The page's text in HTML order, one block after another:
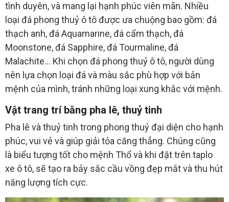
tình duyên, và mang lại hạnh phúc viên mãn. Nhiều
loại đá phong thuỷ ô tô được ưa chuộng bao gồm: đá
thạch anh, đá Aquamarine, đá cẩm thạch, đá
Moonstone, đá Sapphire, đá Tourmaline, đá
Malachite… Khi chọn đá phong thuỷ ô tô, người dùng
nên lựa chọn loại đá và màu sắc phù hợp với bản
mệnh của mình, tránh những loại xung khắc với mệnh.
Vật trang trí bằng pha lê, thuỷ tinh
Pha lê và thuỷ tinh trong phong thuỷ đại diện cho hạnh
phúc, vui vẻ và giúp giải tỏa căng thẳng. Chúng cũng
là biểu tượng tốt cho mệnh Thổ và khi đặt trên taplo
xe ô tô, sẽ tạo ra bảy sắc cầu vồng đẹp mắt và thu hút
năng lượng tích cực.